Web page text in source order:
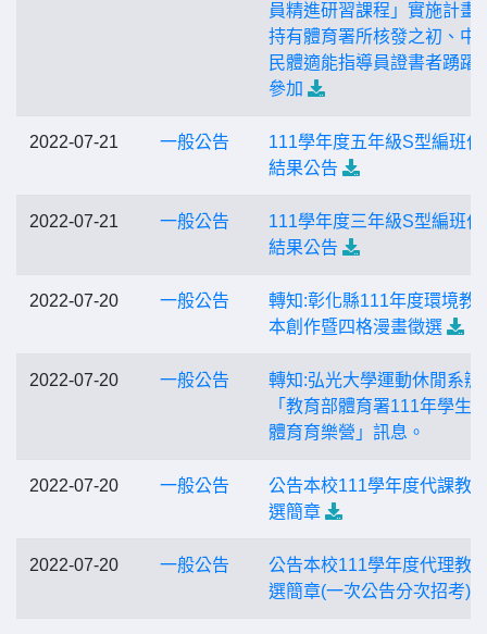
員精進研習課程」實施計畫
持有體育署所核發之初、中
民體適能指導員證書者踴躍
參加
2022-07-21 一般公告
111學年度五年級S型編班作
結果公告
2022-07-21 一般公告
111學年度三年級S型編班作
結果公告
2022-07-20 一般公告
轉知:彰化縣111年度環境教
本創作暨四格漫畫徵選
2022-07-20 一般公告
轉知:弘光大學運動休閒系辦
「教育部體育署111年學生
體育育樂營」訊息。
2022-07-20 一般公告
公告本校111學年度代課教
選簡章
2022-07-20 一般公告
公告本校111學年度代理教
選簡章(一次公告分次招考)